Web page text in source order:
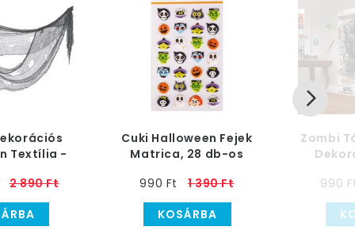
Textília -
2 890 Ft
Cuki Halloween Fejek
Matrica, 28 db-os
990 Ft
1 390 Ft
KOSÁRBA
Zombi
990